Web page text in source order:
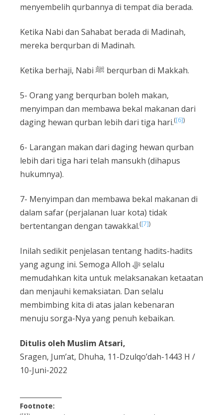
menyembelih qurbannya di tempat dia berada.
Ketika Nabi dan Sahabat berada di Madinah,
mereka berqurban di Madinah.
Ketika berhaji, Nabi ﷺ berqurban di Makkah.
5- Orang yang berqurban boleh makan,
menyimpan dan membawa bekal makanan dari
daging hewan qurban lebih dari tiga hari.([6])
6- Larangan makan dari daging hewan qurban
lebih dari tiga hari telah mansukh (dihapus
hukumnya).
7- Menyimpan dan membawa bekal makanan di
dalam safar (perjalanan luar kota) tidak
bertentangan dengan tawakkal.([7])
Inilah sedikit penjelasan tentang hadits-hadits
yang agung ini. Semoga Alloh ﷻ selalu
memudahkan kita untuk melaksanakan ketaatan
dan menjauhi kemaksiatan. Dan selalu
membimbing kita di atas jalan kebenaran
menuju sorga-Nya yang penuh kebaikan.
Ditulis oleh Muslim Atsari,
Sragen, Jum’at, Dhuha, 11-Dzulqo’dah-1443 H /
10-Juni-2022
Footnote: